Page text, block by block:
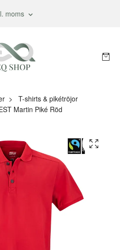
moms
T-shirts & pikétröjor
Martin Piké Röd